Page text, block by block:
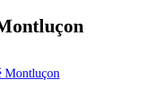
Montluçon